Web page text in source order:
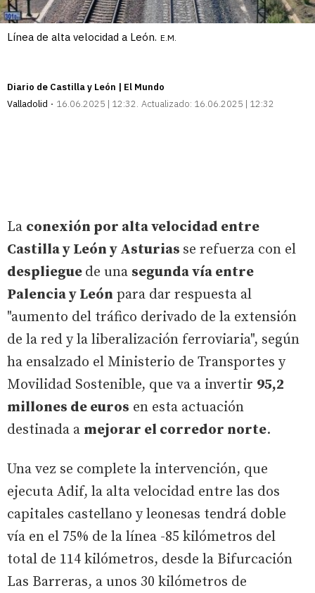
Línea de alta velocidad a León. E.M.
Diario de Castilla y León | El Mundo
Valladolid
16.06.2025 | 12:32 Actualizado: 16.06.2025 | 12:32
La conexión por alta velocidad entre
Castilla y León y Asturias se refuerza con el
despliegue de una segunda vía entre
Palencia y León para dar respuesta al
"aumento del tráfico derivado de la extensión
de la red y la liberalización ferroviaria", según
ha ensalzado el Ministerio de Transportes y
Movilidad Sostenible, que va a invertir 95,2
millones de euros en esta actuación
destinada a mejorar el corredor norte.
Una vez se complete la intervención, que
ejecuta Adif, la alta velocidad entre las dos
capitales castellano y leonesas tendrá doble
vía en el 75% de la línea -85 kilómetros del
total de 114 kilómetros, desde la Bifurcación
Las Barreras, a unos 30 kilómetros de